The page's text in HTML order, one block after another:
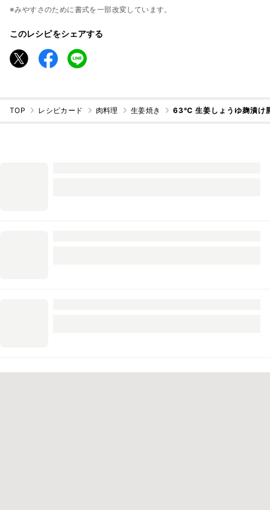
※みやすさのために書式を一部改変しています。
このレシピをシェアする
TOP レシピカード 肉料理 生姜焼き 63℃ 生姜しょうゆ麹漬け